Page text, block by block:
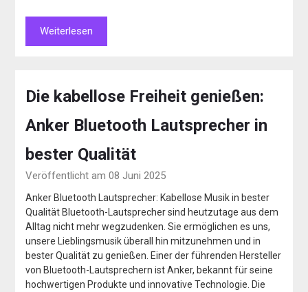
Weiterlesen
Die kabellose Freiheit genießen:
Anker Bluetooth Lautsprecher in
bester Qualität
Veröffentlicht am 08 Juni 2025
Anker Bluetooth Lautsprecher: Kabellose Musik in bester
Qualität Bluetooth-Lautsprecher sind heutzutage aus dem
Alltag nicht mehr wegzudenken. Sie ermöglichen es uns,
unsere Lieblingsmusik überall hin mitzunehmen und in
bester Qualität zu genießen. Einer der führenden Hersteller
von Bluetooth-Lautsprechern ist Anker, bekannt für seine
hochwertigen Produkte und innovative Technologie. Die